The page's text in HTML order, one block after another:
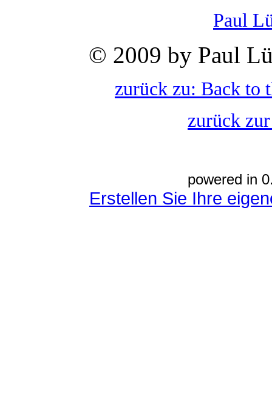
Paul
© 2009 by Paul
zurück zu: Back to
zurück
powered in
Erstellen Sie Ihre